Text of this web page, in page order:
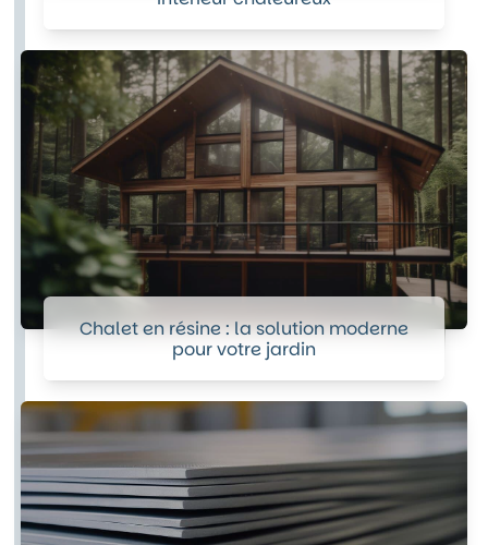
Chalet en résine : la solution moderne
pour votre jardin